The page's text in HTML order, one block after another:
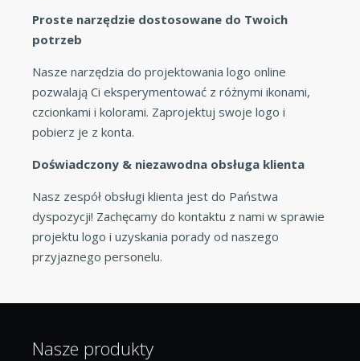
Proste narzędzie dostosowane do Twoich
potrzeb
Nasze narzędzia do projektowania logo online
pozwalają Ci eksperymentować z różnymi ikonami,
czcionkami i kolorami. Zaprojektuj swoje logo i
pobierz je z konta.
Doświadczony & niezawodna obsługa klienta
Nasz zespół obsługi klienta jest do Państwa
dyspozycji! Zachęcamy do kontaktu z nami w sprawie
projektu logo i uzyskania porady od naszego
przyjaznego personelu.
Nasze produkty